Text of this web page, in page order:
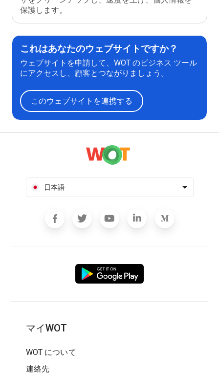
保護します。
これはあなたのウェブサイトですか？
ウェブサイトを申請して、WOT のビジネス ツール
にアクセスし、顧客とつながりましょう。
このウェブサイトを連携する
日本語
マイWOT
WOT について
連絡先